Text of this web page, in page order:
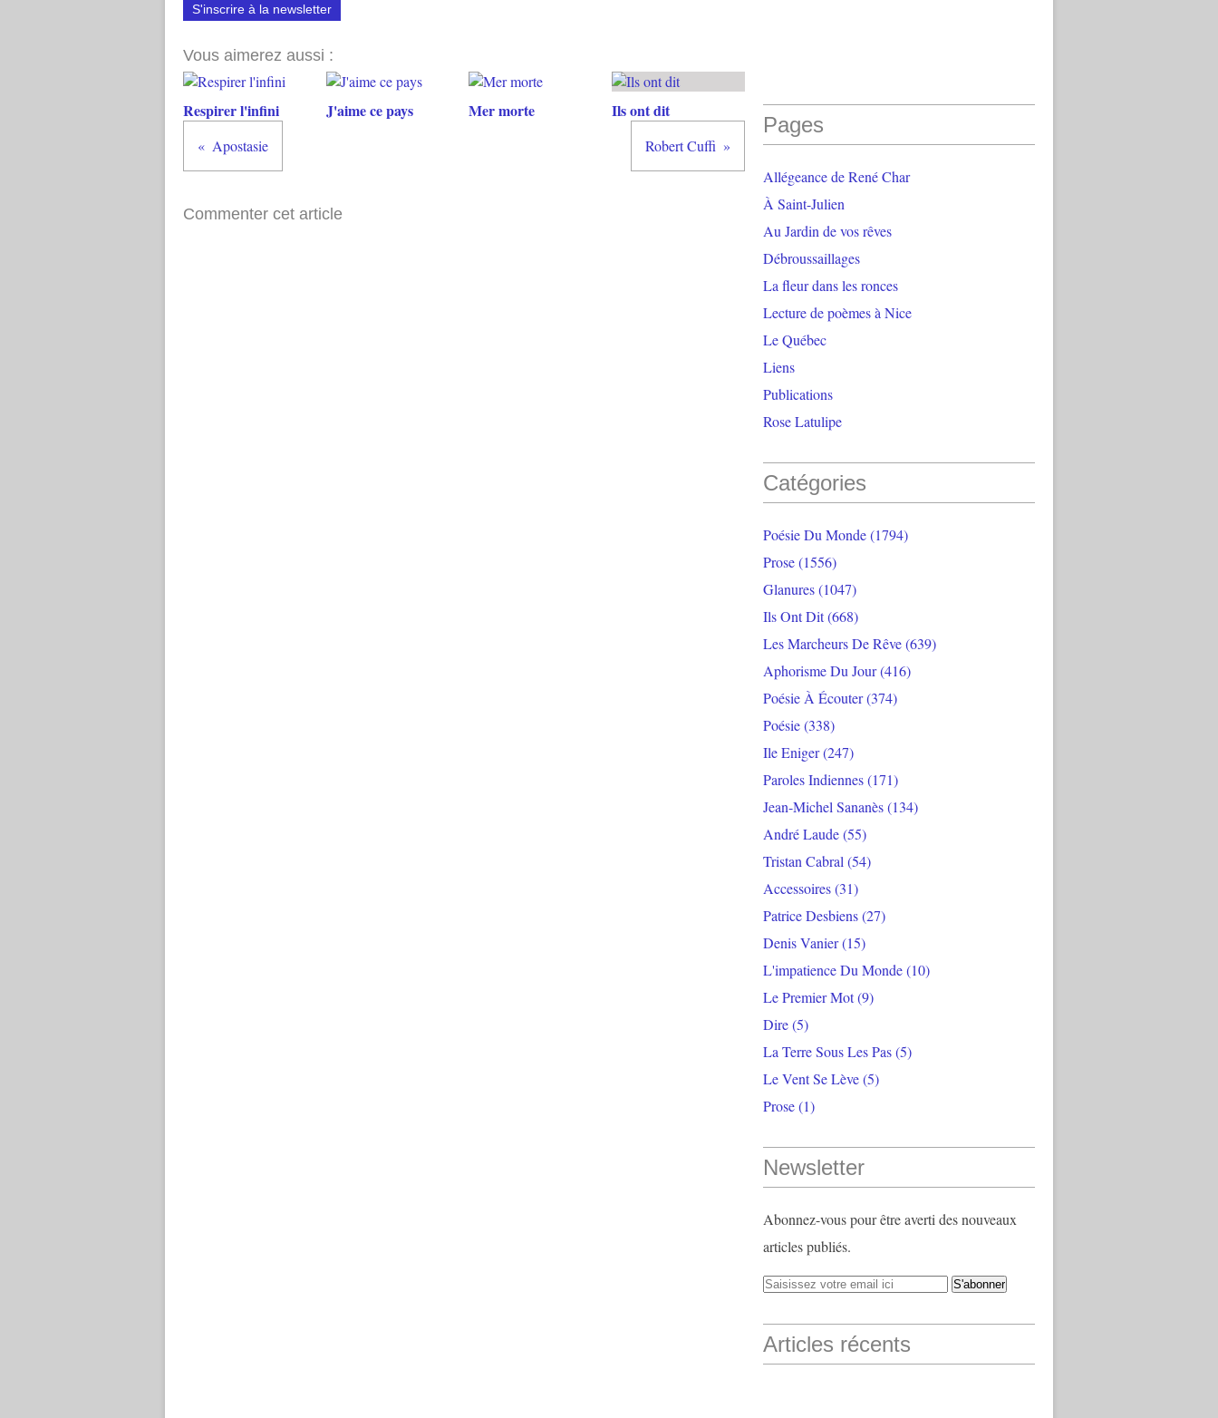
S'inscrire à la newsletter
Vous aimerez aussi :
Respirer l'infini J'aime ce pays Mer morte Ils ont dit
Apostasie Robert Cuffi
Commenter cet article
Pages
Allégeance de René Char
À Saint-Julien
Au Jardin de vos rêves
Débroussaillages
La fleur dans les ronces
Lecture de poèmes à Nice
Le Québec
Liens
Publications
Rose Latulipe
Catégories
Poésie Du Monde(1794)
Prose(1556)
Glanures(1047)
Ils Ont Dit(668)
Les Marcheurs De Rêve(639)
Aphorisme Du Jour(416)
Poésie À Écouter(374)
Poésie(338)
Ile Eniger(247)
Paroles Indiennes(171)
Jean-Michel Sananès(134)
André Laude(55)
Tristan Cabral (54)
Accessoires(31)
Patrice Desbiens(27)
Denis Vanier(15)
L'impatience Du Monde(10)
Le Premier Mot(9)
Dire(5)
La Terre Sous Les Pas(5)
Le Vent Se Lève(5)
Prose(1)
Newsletter
Abonnez-vous pour être averti des nouveaux
articles publiés.
Articles récents